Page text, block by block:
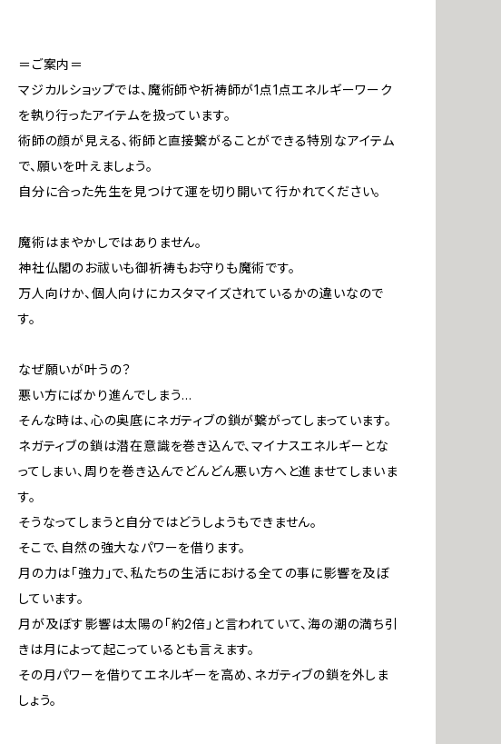
＝ご案内＝
マジカルショップでは、魔術師や祈祷師が1点1点エネルギーワーク
を執り行ったアイテムを扱っています。
術師の顔が見える、術師と直接繋がることができる特別なアイテム
で、願いを叶えましょう。
自分に合った先生を見つけて運を切り開いて行かれてください。
魔術はまやかしではありません。
神社仏閣のお祓いも御祈祷もお守りも魔術です。
万人向けか、個人向けにカスタマイズされているかの違いなので
す。
なぜ願いが叶うの？
悪い方にばかり進んでしまう…
そんな時は、心の奥底にネガティブの鎖が繋がってしまっています。
ネガティブの鎖は潜在意識を巻き込んで、マイナスエネルギーとな
ってしまい、周りを巻き込んでどんどん悪い方へと進ませてしまいま
す。
そうなってしまうと自分ではどうしようもできません。
そこで、自然の強大なパワーを借ります。
月の力は「強力」で、私たちの生活における全ての事に影響を及ぼ
しています。
月が及ぼす影響は太陽の「約2倍」と言われていて、海の潮の満ち引
きは月によって起こっているとも言えます。
その月パワーを借りてエネルギーを高め、ネガティブの鎖を外しま
しょう。